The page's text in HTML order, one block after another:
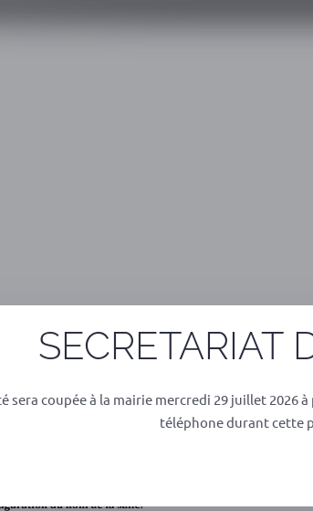
SECRETARIAT
coupée à la mairie mercredi 29 juillet 2026
téléphone durant cette